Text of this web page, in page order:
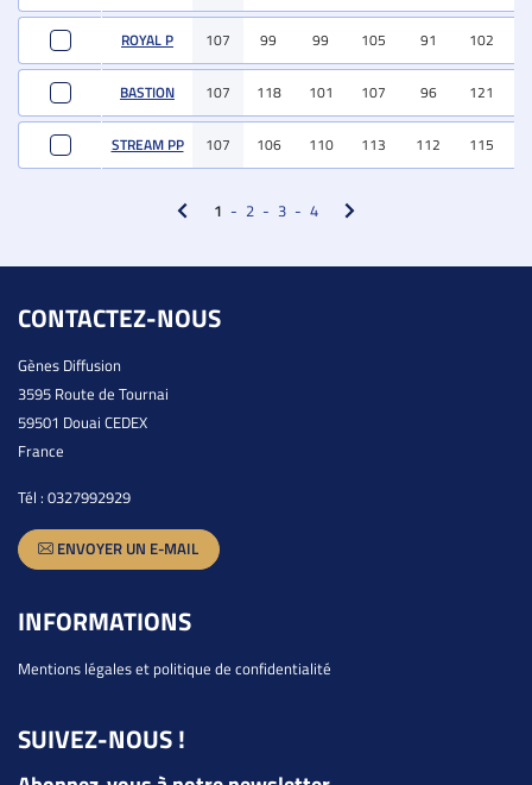
ROYAL P 107 99 99 105 91 102
BASTION 107 118 101 107 96 121
STREAM PP 107 106 110 113 112 115
1 2 3 4
CONTACTEZ-NOUS
Gènes Diffusion
3595 Route de Tournai
59501 Douai CEDEX
France
Tél : 0327992929
ENVOYER UN E-MAIL
INFORMATIONS
Mentions légales et politique de confidentialité
SUIVEZ-NOUS !